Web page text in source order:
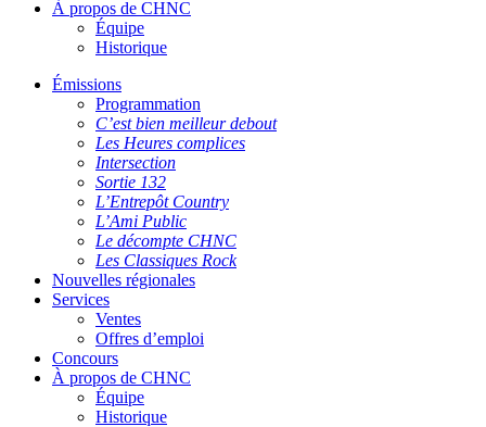
À propos de CHNC
Équipe
Historique
Émissions
Programmation
C’est bien meilleur debout
Les Heures complices
Intersection
Sortie 132
L’Entrepôt Country
L’Ami Public
Le décompte CHNC
Les Classiques Rock
Nouvelles régionales
Services
Ventes
Offres d’emploi
Concours
À propos de CHNC
Équipe
Historique